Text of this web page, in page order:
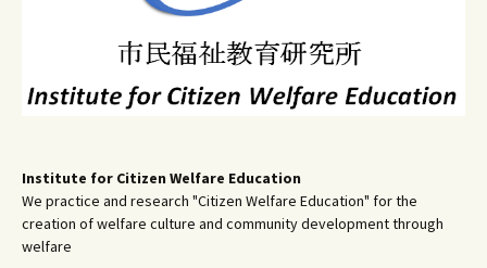
Institute for Citizen Welfare Education
We practice and research "Citizen Welfare Education" for the
creation of welfare culture and community development through
welfare